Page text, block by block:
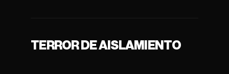
TERROR DE AISLAMIENTO